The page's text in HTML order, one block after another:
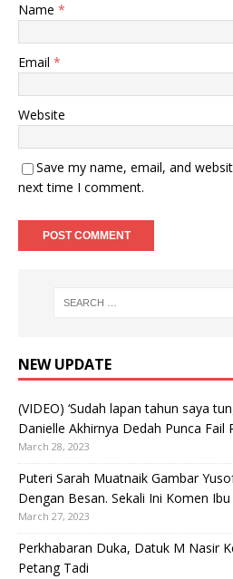
Name *
Email *
Website
Save my name, email, and
next time I comment.
NEW UPDATE
(VIDEO) ‘Sudah lapan tahun saya
Danielle Akhirnya Dedah Punca Fail
March 28, 2023
Puteri Sarah Muatnaik Gambar
Dengan Besan. Sekali Ini Komen Ibu
March 27, 2023
Perkhabaran Duka, Datuk M Nasir
Petang Tadi